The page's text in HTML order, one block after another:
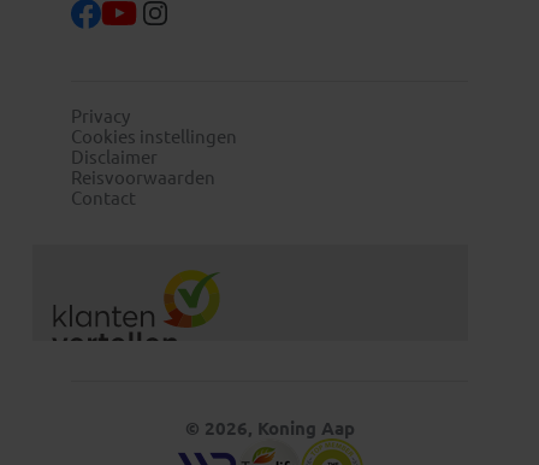
Privacy
Cookies instellingen
Disclaimer
Reisvoorwaarden
Contact
© 2026, Koning Aap